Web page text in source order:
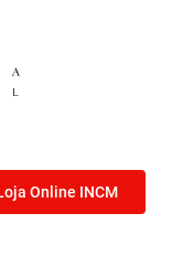
Online INCM